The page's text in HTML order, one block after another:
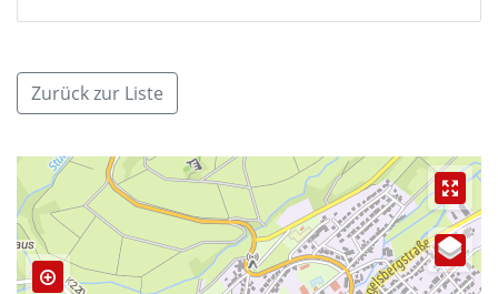
Zurück zur Liste